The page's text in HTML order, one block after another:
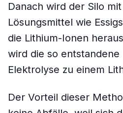
Danach wird der Silo
Lösungsmittel wie
die Lithium-Ionen
wird die so entstandene
Elektrolyse zu einem
Der Vorteil dieser